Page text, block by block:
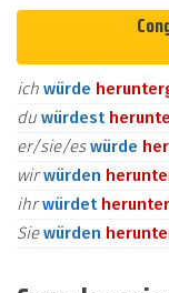
ich würde herunter
du würdest
er/sie/eswürde
wirwürden
ihrwürdet herunter
Siewürden